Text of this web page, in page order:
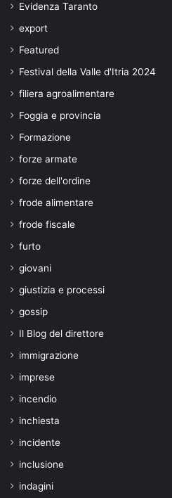
Evidenza Taranto
export
Featured
Festival della Valle d'Itria 2024
filiera agroalimentare
Foggia e provincia
Formazione
forze armate
forze dell'ordine
frode alimentare
frode fiscale
furto
giovani
giustizia e processi
gossip
Il Blog del direttore
immigrazione
imprese
incendio
inchiesta
incidente
inclusione
indagini